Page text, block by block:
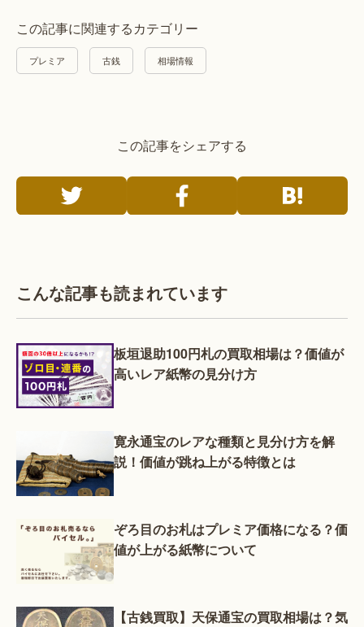
この記事に関連するカテゴリー
プレミア 古銭 相場情報
この記事をシェアする
こんな記事も読まれています
板垣退助100円札の買取相場は？価値が
高いレア紙幣の見分け方
寛永通宝のレアな種類と見分け方を解
説！価値が跳ね上がる特徴とは
ぞろ目のお札はプレミア価格になる？価
値が上がる紙幣について
【古銭買取】天保通宝の買取相場は？気